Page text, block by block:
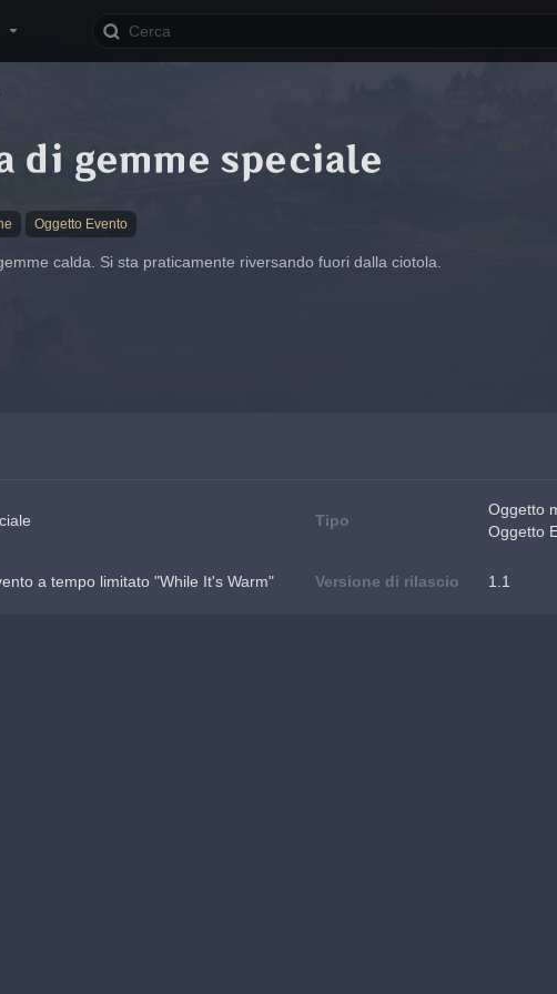
di gemme speciale
Oggetto Evento
calda. Si sta praticamente riversando fuori dalla ciotola.
Tipo
Oggetto
Oggetto
a tempo limitato "While It's Warm" Versione di rilascio 1.1